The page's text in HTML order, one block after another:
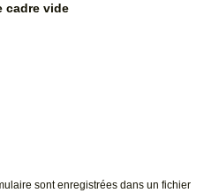
cadre vide
sont enregistrées dans un fichier